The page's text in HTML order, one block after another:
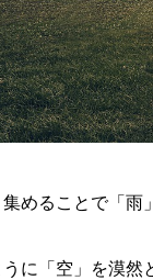
めることで「雨
に「空」を漠然